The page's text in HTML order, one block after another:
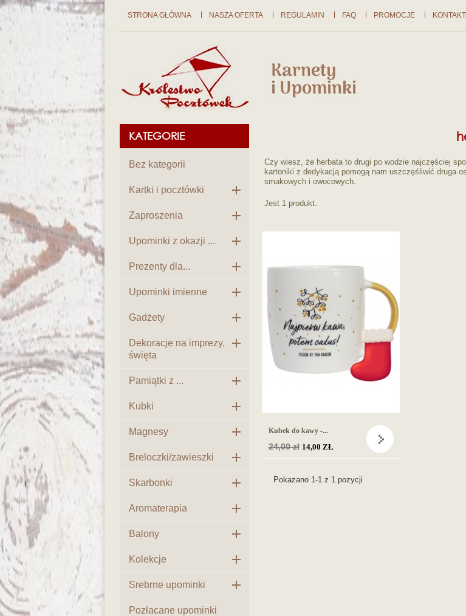
STRONA GŁÓWNA NASZA OFERTA REGULAMIN FAQ PROMOCJE KONTAKT
KATEGORIE
Bez kategorii
Kartki i pocztówki 
Zaproszenia 
Upominki z okazji ... 
Prezenty dla... 
Upominki imienne 
Gadżety 
Dekoracje na imprezy,
święta

Pamiątki z ... 
Kubki 
Magnesy 
Breloczki/zawieszki 
Skarbonki 
Aromaterapia 
Balony 
Kolekcje 
Srebrne upominki 
Pozłacane upominki
Czy wiesz, że herbata to drugi po wodzie najczęściej
kartoniki z dedykacją pomogą nam uszczęśliwić druga
smakowych i owocowych.
Jest 1 produkt.
Kubek do kawy -...
Cena
24,00 zł 14,00 ZŁ
Pokazano 1-1 z 1 pozycji